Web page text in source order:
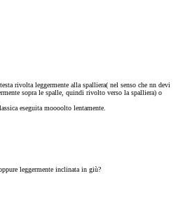
rivolta leggermente alla spalliera( nel senso che nn devi
sopra le spalle, quindi rivolto verso la spalliera) o
eseguita moooolto lentamente.
leggermente inclinata in giù?